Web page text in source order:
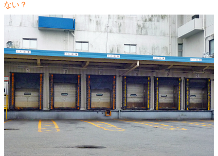
ない？